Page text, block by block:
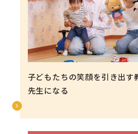
子どもたちの笑顔を引き出す
先生になる